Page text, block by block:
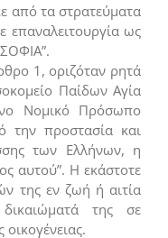
από τα στρατεύματα
επαναλειτουργία ως
1, οριζόταν ρητά
Παίδων Αγία
Νομικό Πρόσωπο
την προστασία και
των Ελλήνων, η
αυτού”. Η εκάστοτε
της εν ζωή ή αιτία
της σε